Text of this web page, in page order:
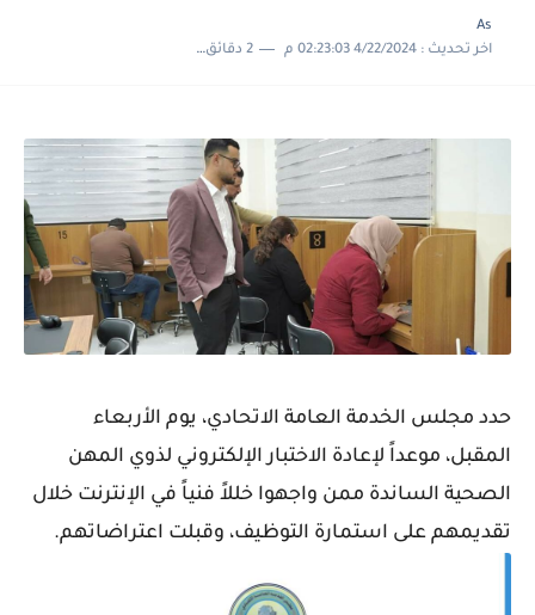
الشرطة يختبر جاهزية لاعبيه بودية أمانة بغداد
As
اخر تحديث :4/22/2024 02:23:03 م 2 دقائق للقراءة
حدد مجلس الخدمة العامة الاتحادي، يوم الأربعاء
المقبل، موعداً لإعادة الاختبار الإلكتروني لذوي المهن
الصحية الساندة ممن واجهوا خللاً فنياً في الإنترنت خلال
تقديمهم على استمارة التوظيف، وقبلت اعتراضاتهم.